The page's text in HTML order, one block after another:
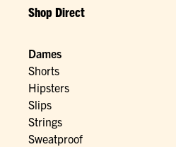
Shop Direct
Dames
Shorts
Hipsters
Slips
Strings
Sweatproof